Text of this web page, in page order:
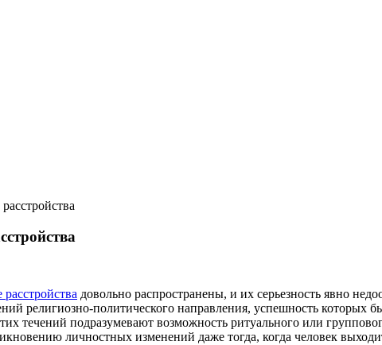
довольно распространены, и их серьезность явно
религиозно-политического направления, успешность
течений подразумевают возможность ритуального или
личностных изменений даже тогда, когда человек